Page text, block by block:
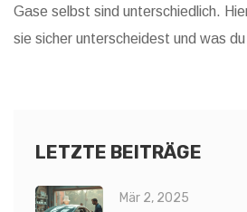
Gase selbst sind unterschiedlich.
sie sicher unterscheidest und was
LETZTE BEITRÄGE
Mär 2, 2025